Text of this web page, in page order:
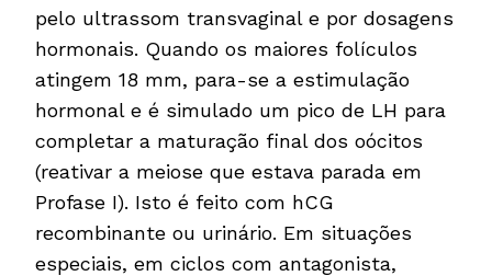
pelo ultrassom transvaginal e por dosagens
hormonais. Quando os maiores folículos
atingem 18 mm, para-se a estimulação
hormonal e é simulado um pico de LH para
completar a maturação final dos oócitos
(reativar a meiose que estava parada em
Profase I). Isto é feito com hCG
recombinante ou urinário. Em situações
especiais, em ciclos com antagonista,